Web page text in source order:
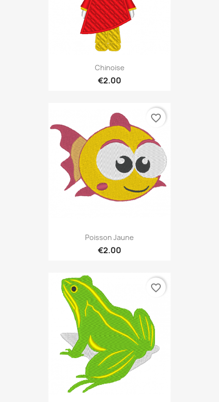
Chinoise
€2.00
Poisson Jaune
€2.00
favorite_border
favorite_border